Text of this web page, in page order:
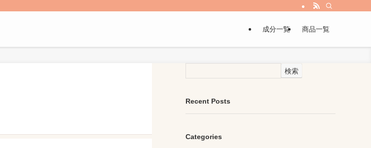
成分一覧 商品一覧
検索
Recent Posts
Categories